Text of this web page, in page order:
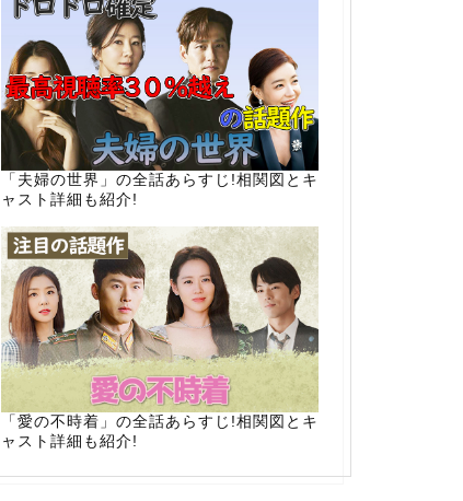
「夫婦の世界」の全話あらすじ!相関図とキ
ャスト詳細も紹介!
「愛の不時着」の全話あらすじ!相関図とキ
ャスト詳細も紹介!